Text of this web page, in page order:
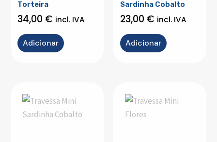
Torteira
34,00 € incl. IVA
Adicionar
Sardinha Cobalto
23,00 € incl. IVA
Adicionar